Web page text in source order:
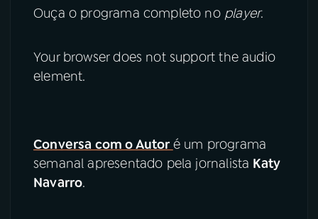
Ouça o programa completo no player.
Your browser does not support the audio
element.
Conversa com o Autoré um programa
semanal apresentado pela jornalista Katy
Navarro.